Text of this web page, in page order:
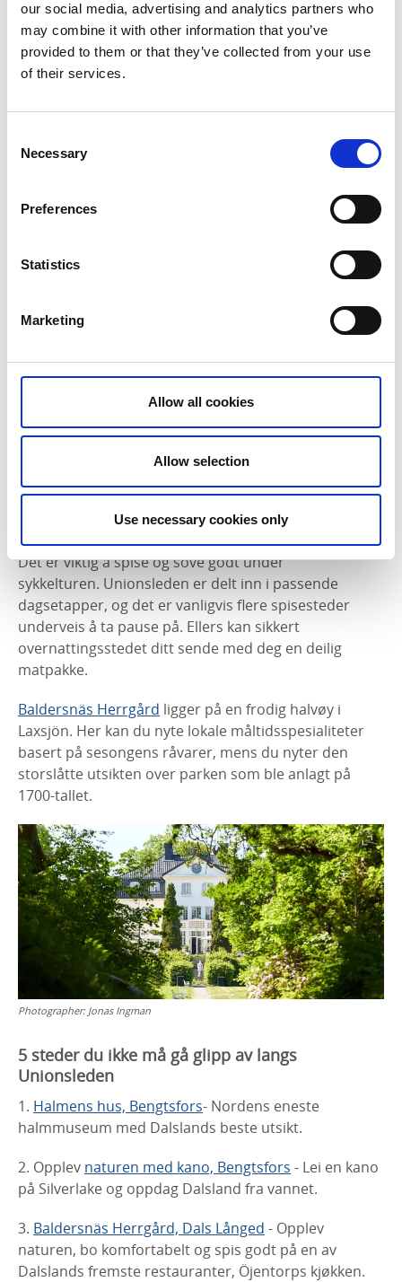
our social media, advertising and analytics partners who
may combine it with other information that you’ve
provided to them or that they’ve collected from your use
of their services.
Selection
Necessary
Preferences
Statistics
Marketing
Allow all cookies
Allow selection
Use necessary cookies only
villvettenes trolske skoger, vil du nok raskt forstå
grunnen til det!
I Edsleskog, et knutepunkt for mange tur- og
Edsleskogs gamle kirke. Benytt anledningen til å nyte
Wärdshus. På vei til Edsleskog passerer du
en unik flora og fauna som er vel verdt å utforske.
Gå ikke glipp av Dalslands høyeste topp, Baljåsen (302
meter over havet). Det går en fin tursti opp til toppen.
Koselig overnatting i naturskjønne omgivelser
Det er viktig å spise og sove godt under
sykkelturen. Unionsleden er delt inn i passende
dagsetapper, og det er vanligvis flere spisesteder
underveis å ta pause på. Ellers kan sikkert
overnattingsstedet ditt sende med deg en deilig
matpakke.
Baldersnäs Herrgård ligger på en frodig halvøy i
Laxsjön. Her kan du nyte lokale måltidsspesialiteter
basert på sesongens råvarer, mens du nyter den
storslåtte utsikten over parken som ble anlagt på
1700-tallet.
Photographer: Jonas Ingman
5 steder du ikke må gå glipp av langs
Unionsleden
1. Halmens hus, Bengtsfors- Nordens eneste
halmmuseum med Dalslands beste utsikt.
2. Opplev naturen med kano, Bengtsfors - Lei en kano
på Silverlake og oppdag Dalsland fra vannet.
3. Baldersnäs Herrgård, Dals Långed - Opplev
naturen, bo komfortabelt og spis godt på en av
Dalslands fremste restauranter, Öjentorps kjøkken.